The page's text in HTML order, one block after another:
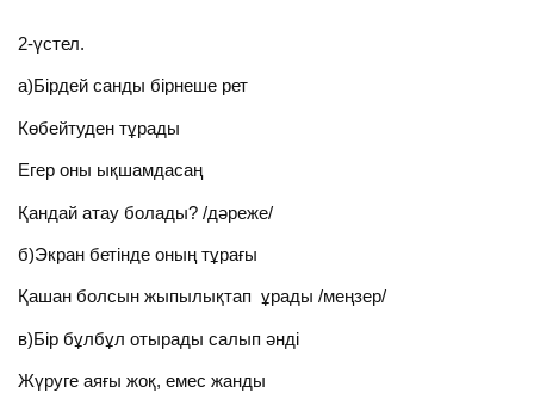
2-үстел.
а)Бірдей санды бірнеше рет
Көбейтуден тұрады
Егер оны ықшамдасаң
Қандай атау болады? /дәреже/
б)Экран бетінде оның тұрағы
Қашан болсын жыпылықтап ұрады /меңзер/
в)Бір бұлбұл отырады салып әнді
Жүруге аяғы жоқ, емес жанды